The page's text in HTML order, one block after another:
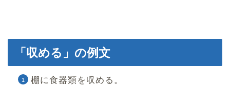
「収める」の例文
棚に食器類を収める。